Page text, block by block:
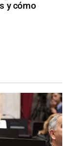
y cómo